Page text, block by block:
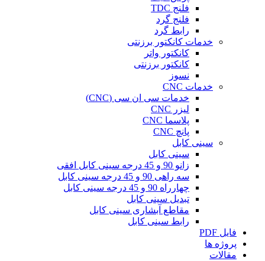
فلنج TDC
فلنج گرد
رابط گرد
خدمات کانکتور برزنتی
کانکتور واتر
کانکتور برزنتی
نسوز
خدمات CNC
خدمات سی ان سی (CNC)
لیزر CNC
پلاسما CNC
پانچ CNC
سینی کابل
سینی کابل
زانو 90 و 45 درجه سینی کابل افقی
سه راهی 90 و 45 درجه سینی کابل
چهارراه 90 و 45 درجه سینی کابل
تبدیل سینی کابل
مقاطع آبشاری سینی کابل
رابط سینی کابل
فایل PDF
پروژه ها
مقالات